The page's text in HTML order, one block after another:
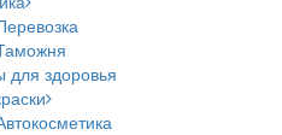
для здоровья